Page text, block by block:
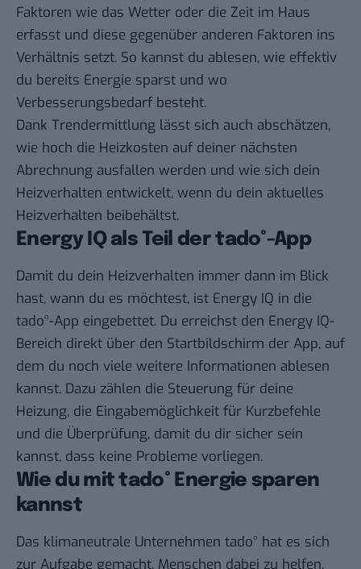
Faktoren wie das Wetter oder die Zeit im Haus
erfasst und diese gegenüber anderen Faktoren ins
Verhältnis setzt. So kannst du ablesen, wie effektiv
du bereits Energie sparst und wo
Verbesserungsbedarf besteht.
Dank Trendermittlung lässt sich auch abschätzen,
wie hoch die Heizkosten auf deiner nächsten
Abrechnung ausfallen werden und wie sich dein
Heizverhalten entwickelt, wenn du dein aktuelles
Heizverhalten beibehältst.
Energy IQ als Teil der tado°-App
Damit du dein Heizverhalten immer dann im Blick
hast, wann du es möchtest, ist Energy IQ in die
tado°-App eingebettet. Du erreichst den Energy IQ-
Bereich direkt über den Startbildschirm der App, auf
dem du noch viele weitere Informationen ablesen
kannst. Dazu zählen die Steuerung für deine
Heizung, die Eingabemöglichkeit für Kurzbefehle
und die Überprüfung, damit du dir sicher sein
kannst, dass keine Probleme vorliegen.
Wie du mit tado° Energie sparen
kannst
Das klimaneutrale Unternehmen tado° hat es sich
zur Aufgabe gemacht, Menschen dabei zu helfen,